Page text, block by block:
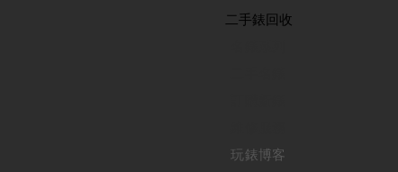
​二手錶回收
玩錶博客